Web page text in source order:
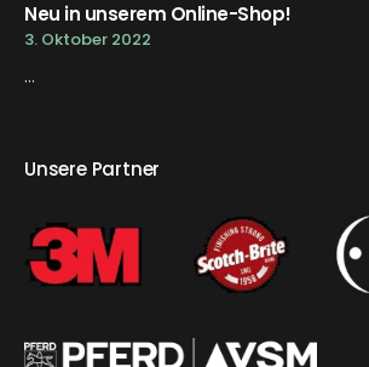
Neu in unserem Online-Shop!
3. Oktober 2022
...
Unsere Partner